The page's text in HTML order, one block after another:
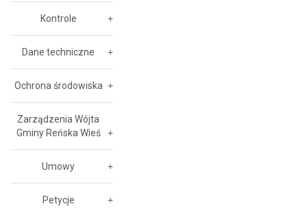
Kontrole
Dane techniczne
Ochrona środowiska
Zarządzenia Wójta
Gminy Reńska Wieś
Umowy
Petycje